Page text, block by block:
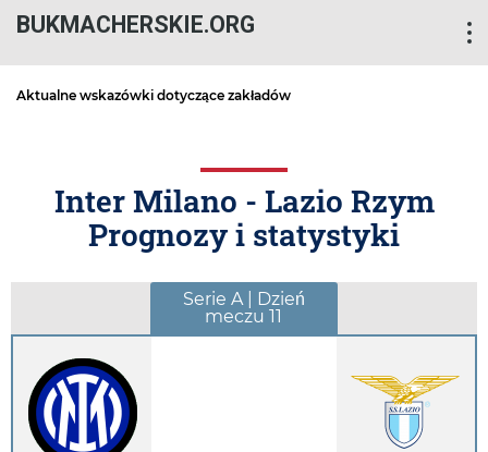
BUKMACHERSKIE.ORG
Aktualne wskazówki dotyczące zakładów
Inter Milano - Lazio Rzym
Prognozy i statystyki
Serie A | Dzień
meczu 11